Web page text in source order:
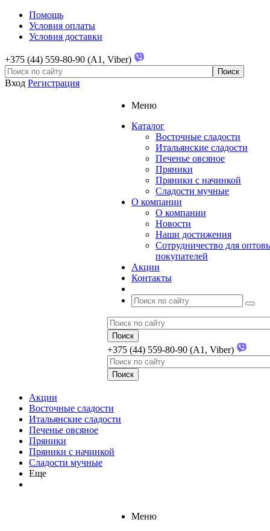
Помощь
Условия оплаты
Условия доставки
+375 (44) 559-80-90 (A1, Viber)
Вход Регистрация
Меню
Каталог
Восточные сладости
Итальянские сладости
Печенье овсяное
Пряники
Пряники с начинкой
Сладости мучные
О компании
О компании
Новости
Наши достижения
Сотрудничество для
покупателей
Акции
Контакты
+375 (44) 559-80-90 (A1, Viber)
Акции
Восточные сладости
Итальянские сладости
Печенье овсяное
Пряники
Пряники с начинкой
Сладости мучные
Еще
Меню